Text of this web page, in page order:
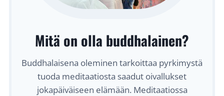
Mitä on olla buddhalainen?
Buddhalaisena oleminen tarkoittaa pyrkimystä
tuoda meditaatiosta saadut oivallukset
jokapäiväiseen elämään. Meditaatiossa